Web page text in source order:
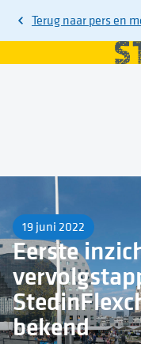
Terug naar pers en
19 juni 2022
Eerste
bekend